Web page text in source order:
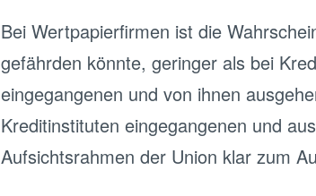
Bei Wertpapierfirmen ist die
gefährden könnte, geringer als bei
eingegangenen und von ihnen
Kreditinstituten eingegangenen und
Aufsichtsrahmen der Union klar zum